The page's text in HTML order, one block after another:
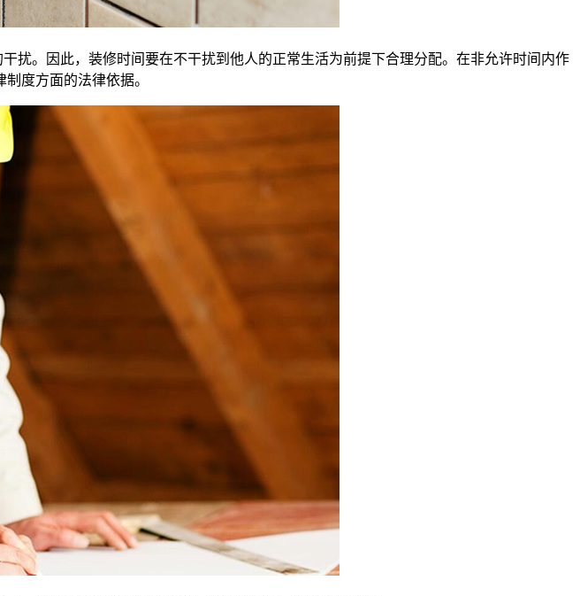
扰。因此，装修时间要在不干扰到他人的正常生活为前提下合理分配。在非允许时间内作
度方面的法律依据。